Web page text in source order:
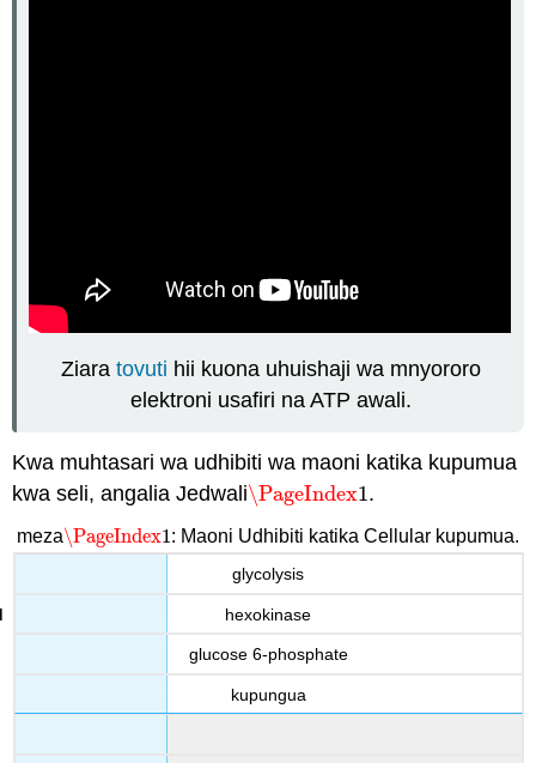
Ziara tovuti hii kuona uhuishaji wa mnyororo
elektroni usafiri na ATP awali.
Kwa muhtasari wa udhibiti wa maoni katika kupumua
kwa seli, angalia Jedwali\PageIndex1
\PageIndex1.
meza\PageIndex1
\PageIndex1: Maoni Udhibiti katika Cellular kupumua.
glycolysis
hexokinase
glucose 6-phosphate
kupungua